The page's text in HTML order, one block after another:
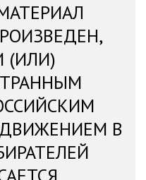
(ИЛИ)
В